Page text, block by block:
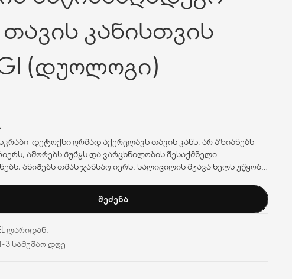
კანისთვის
(დუოლოგი)
დეტოქსი ღრმად აქერცლავს თავის კანს, არ აზიანებს
აშორებს ჭუჭყს და ვარცხნილობის შესაქმნელი
ანიჭებს თმას ჯანსაღ იერს. სალიცილის მჟავა ხელს უწყობს
აქერცვლით აშორებს კანის მკვდარ უჯრედებს, აახლებს
ამცირებს სიმშრალეს. აღადგენს თავის კანის და თმის
დეტოქსიკაციის პროგრამის ნაწილი. 75 მლ.
(პემზის) ნაწილაკები და ჰიდრატირებული კაჟბადის
აქერცლავს კანს და ასუფთავებს ფორებს
ᲨᲔᲫᲔᲜᲐ
ლარიდან.
3 სამუშაო დღე